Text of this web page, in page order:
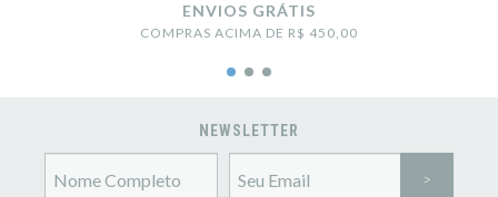
ENVIOS GRÁTIS
COMPRAS ACIMA DE R$ 450,00
NEWSLETTER